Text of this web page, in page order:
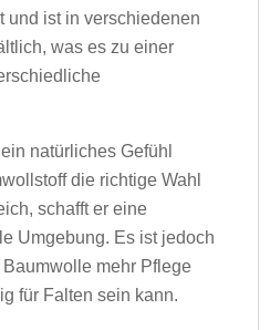
und ist in verschiedenen
was es zu einer
natürliches Gefühl
die richtige Wahl
schafft er eine
Umgebung. Es ist jedoch
mehr Pflege
für Falten sein kann.